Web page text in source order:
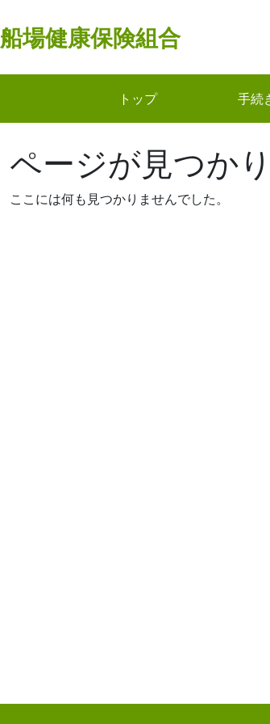
船場健康保険組合
トップ 手続
ページが見つかり
ここには何も見つかりませんでした。